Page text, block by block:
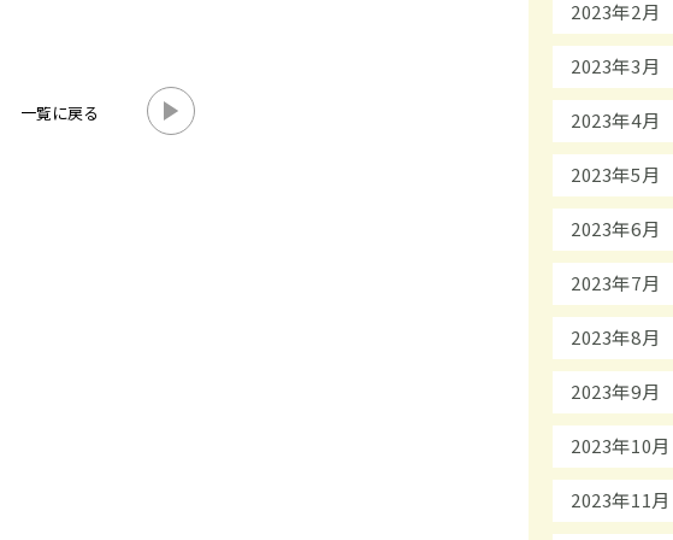
一覧に戻る
2023年2月
2023年3月
2023年4月
2023年5月
2023年6月
2023年7月
2023年8月
2023年9月
2023年10月
2023年11月